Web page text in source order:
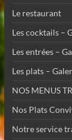
Le restaurant
Les cocktails –
Les entrées –
Les plats –
NOS MENUS
Nos Plats
Notre service